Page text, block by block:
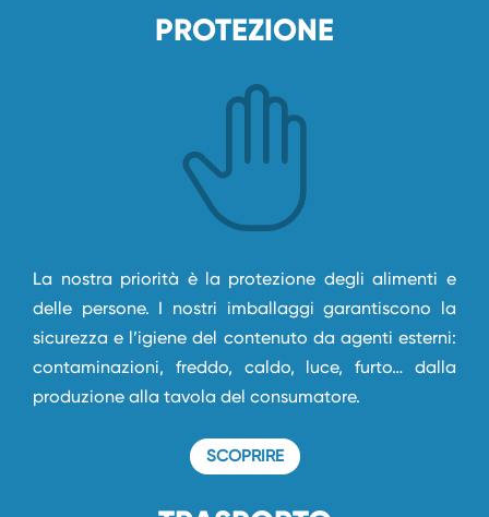
PROTEZIONE
La nostra priorità è la protezione degli alimenti e
delle persone. I nostri imballaggi garantiscono la
sicurezza e l’igiene del contenuto da agenti esterni:
contaminazioni, freddo, caldo, luce, furto… dalla
produzione alla tavola del consumatore.
SCOPRIRE